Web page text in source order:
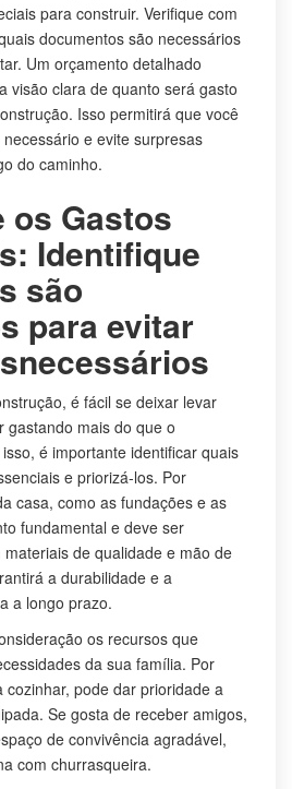
para construir. Verifique com
documentos são necessários
Um orçamento detalhado
visão clara de quanto será gasto
Isso permitirá que você
e evite surpresas
do caminho.
os Gastos
Identifique
são
para evitar
é fácil se deixar levar
gastando mais do que o
é importante identificar quais
e priorizá-los. Por
casa, como as fundações e as
fundamental e deve ser
de qualidade e mão de
a durabilidade e a
a longo prazo.
os recursos que
da sua família. Por
pode dar prioridade a
Se gosta de receber amigos,
de convivência agradável,
com churrasqueira.